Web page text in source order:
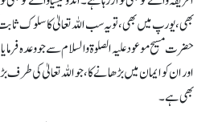
بھی، یورپ میں بھی، تو یہ سب اللہ تعالیٰ کا سلوک
حضرت مسیح موعود علیہ الصلوۃ والسلام سے جو وعدہ
اور ان کو ایمان میں بڑھانے کا، جو اللہ تعالیٰ کی طرف
بھی ہے۔